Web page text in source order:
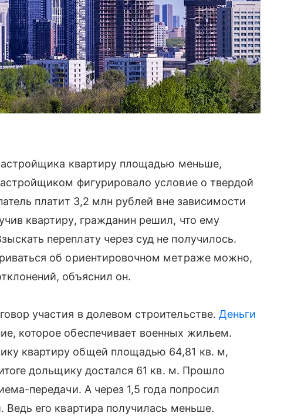
квартиру площадью меньше,
фигурировало условие о твердой
платит 3,2 млн рублей вне зависимости
квартиру, гражданин решил, что ему
переплату через суд не получилось.
об ориентировочном метраже можно,
объяснил он.
участия в долевом строительстве. Деньги
которое обеспечивает военных жильем.
квартиру общей площадью 64,81 кв. м,
дольщику достался 61 кв. м. Прошло
передачи. А через 1,5 года попросил
Ведь его квартира получилась меньше.